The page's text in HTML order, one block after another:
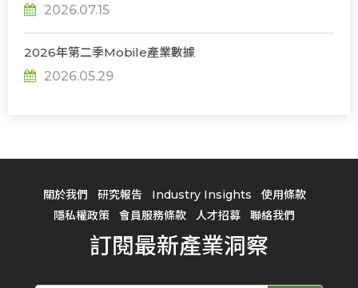
2026.07.15
2026年第二季Mobile產業數據
2026.05.29
關於我們 研究報告 Industry Insights
使用條款
隱私權政策
會員服務條款 人才招募 聯絡我們
訂閱最新產業洞察